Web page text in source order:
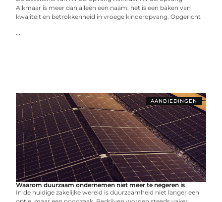
Alkmaar is meer dan alleen een naam; het is een baken van
kwaliteit en betrokkenheid in vroege kinderopvang. Opgericht
...
AANBIEDINGEN
Waarom duurzaam ondernemen niet meer te negeren is
In de huidige zakelijke wereld is duurzaamheid niet langer een